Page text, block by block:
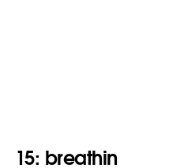
15: breathin